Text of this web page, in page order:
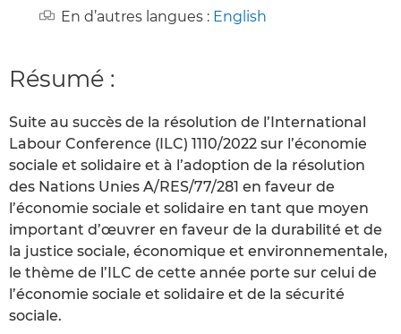
En d’autres langues : English
Résumé :
Suite au succès de la résolution de l’International
Labour Conference (ILC) 1110/2022 sur l’économie
sociale et solidaire et à l’adoption de la résolution
des Nations Unies A/RES/77/281 en faveur de
l’économie sociale et solidaire en tant que moyen
important d’œuvrer en faveur de la durabilité et de
la justice sociale, économique et environnementale,
le thème de l’ILC de cette année porte sur celui de
l’économie sociale et solidaire et de la sécurité
sociale.